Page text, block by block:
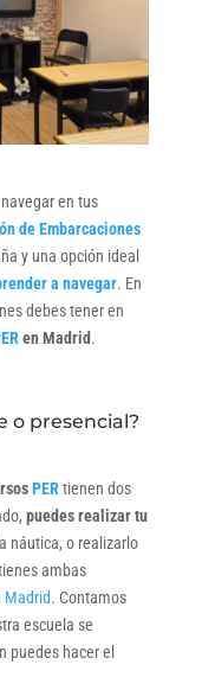
en tus
de Embarcaciones
y una opción ideal
a navegar. En
debes tener en
en Madrid.
o presencial?
PERtienen dos
puedes realizar tu
náutica, o realizarlo
ambas
Madrid. Contamos
escuela se
puedes hacer el